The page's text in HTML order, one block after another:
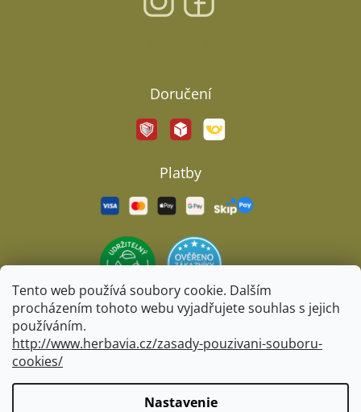
Tento web používá soubory cookie. Dalším
procházením tohoto webu vyjadřujete souhlas s jejich
používáním.
http://www.herbavia.cz/zasady-pouzivani-souboru-
cookies/
Nastavenie
Doručení
Platby